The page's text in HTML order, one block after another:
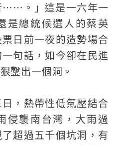
⋯⋯。」這是一六年一
是總統候選人的蔡英
日前一夜的造勢場合
句話，如今卻在民進
鑿出一個洞。
，熱帶性低氣壓結合
侵襲南台灣，大雨過
超過五千個坑洞，有